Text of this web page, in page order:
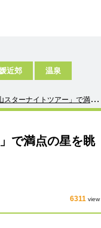
近郊 温泉
スターナイトツアー」で満点
で満点の星を眺
6311 view